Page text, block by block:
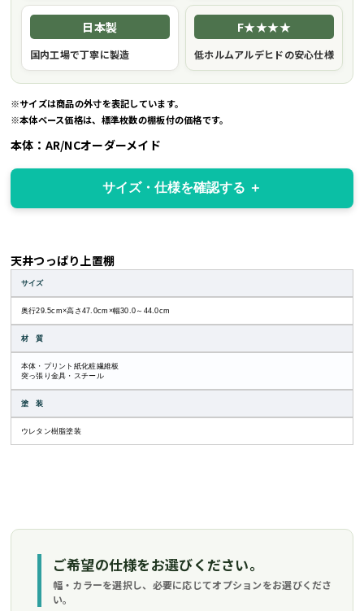
日本製
国内工場で丁寧に製造
F★★★★
低ホルムアルデヒドの安心仕様
※サイズは商品の外寸を表記しています。
※本体ベース価格は、標準枚数の棚板付の価格です。
本体：AR/NCオーダーメイド
サイズ・仕様を確認する
天井つっぱり上置棚
サイズ
奥行29.5cm×高さ47.0cm×幅30.0～44.0cm
材 質
本体・プリント紙化粧繊維板
突っ張り金具・スチール
塗 装
ウレタン樹脂塗装
ご希望の仕様をお選びください。
幅・カラーを選択し、必要に応じてオプションをお選びくださ
い。